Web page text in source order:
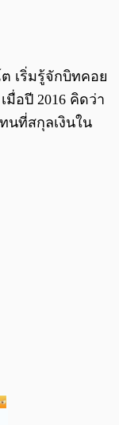
เริ่มรู้จักบิทคอย
มื่อปี 2016 คิดว่า
นที่สกุลเงินใน